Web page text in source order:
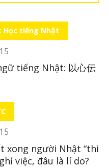
Học tiếng Nhật
tiếng Nhật: 以心伝
xong người Nhật “thi
việc, đâu là lí do?